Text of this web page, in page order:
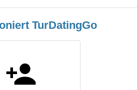
TurDatingGo